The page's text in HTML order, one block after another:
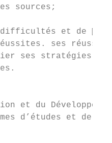
sources;
et de 
ses
ses stratégies
et du
d’études et de